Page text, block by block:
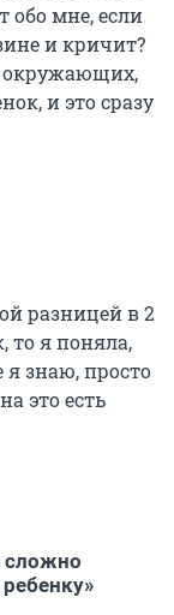
обо мне, если
и кричит?
окружающих,
и это сразу
разницей в 2
то я поняла,
знаю, просто
это есть
сложно